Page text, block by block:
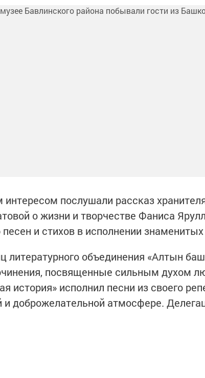
интересом послушали рассказ
о жизни и творчестве Фаниса
песен и стихов в исполнении
литературного объединения «Алтын
посвященные сильным духом
история» исполнил песни из своего
и доброжелательной атмосфере.